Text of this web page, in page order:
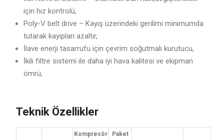
için hız kontrolü,
Poly-V belt drive – Kayış üzerindeki gerilimi minimumda
tutarak kayıpları azaltır,
İlave enerji tasarrufu için çevrim soğutmalı kurutucu,
İkili filtre sistemi ile daha iyi hava kalitesi ve ekipman
ömrü,
Teknik Özellikler
Kompresör
Paket